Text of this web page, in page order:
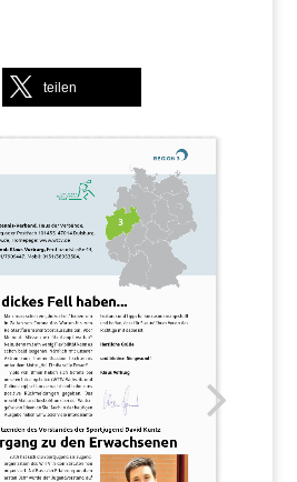
teilen